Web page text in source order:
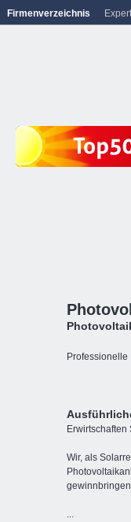
Wir, als
...
Firmenverzeichnis